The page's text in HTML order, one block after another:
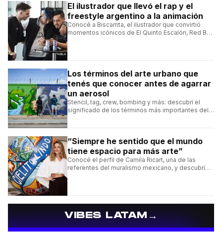
El ilustrador que llevó el rap y el
freestyle argentino a la animación
Conocé a Biscarrita, el ilustrador que convirtió
momentos icónicos de El Quinto Escalón, Red Bull
Los términos del arte urbano que
tenés que conocer antes de agarrar
un aerosol
Stencil, tag, crew, bombing y más: descubrí el
significado de los términos más importantes del
“Siempre he sentido que el mundo
tiene espacio para más arte”
Conocé el perfil de Camila Ricart, una de las
referentes del muralismo mexicano, y descubrí
VIBES LATAM →